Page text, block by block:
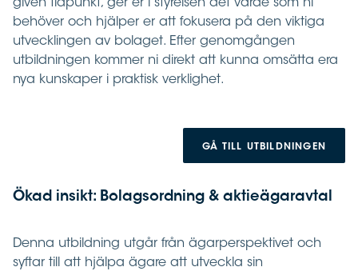
given tidpunkt, ger er i styrelsen det värde som ni
behöver och hjälper er att fokusera på den viktiga
utvecklingen av bolaget. Efter genomgången
utbildningen kommer ni direkt att kunna omsätta era
nya kunskaper i praktisk verklighet.
GÅ TILL UTBILDNINGEN
Ökad insikt: Bolagsordning & aktieägaravtal
Denna utbildning utgår från ägarperspektivet och
syftar till att hjälpa ägare att utveckla sin